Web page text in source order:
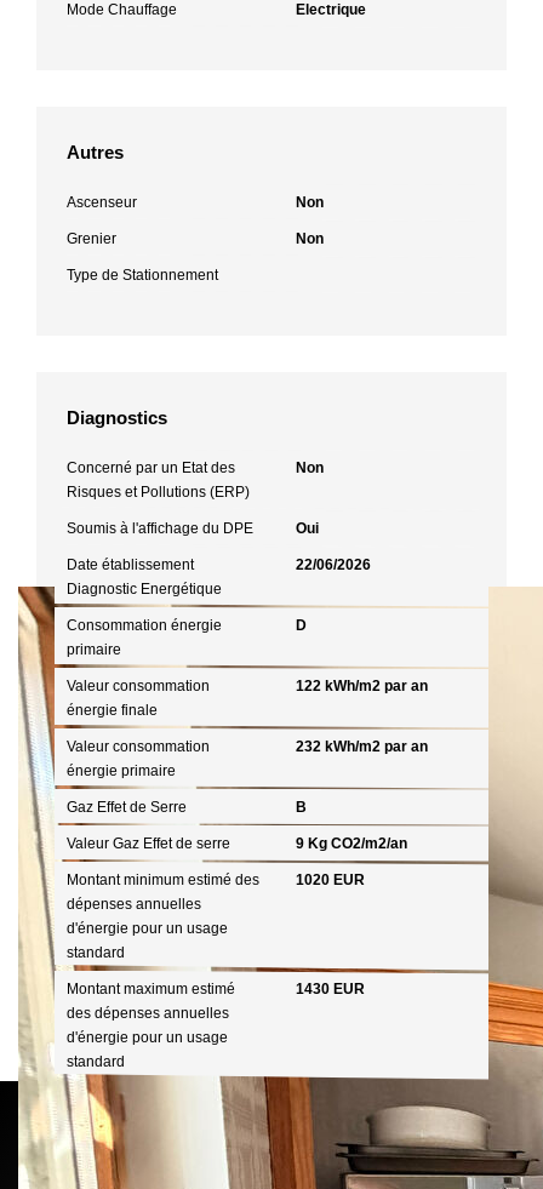
Mode Chauffage Electrique
Autres
Ascenseur Non
Grenier Non
Type de Stationnement
Diagnostics
Concerné par un Etat des
Risques et Pollutions (ERP)
Non
Soumis à l'affichage du DPE Oui
Date établissement
Diagnostic Energétique
22/06/2026
Consommation énergie
primaire
D
Valeur consommation
énergie finale
122 kWh/m2 par an
Valeur consommation
énergie primaire
232 kWh/m2 par an
Gaz Effet de Serre B
Valeur Gaz Effet de serre 9 Kg CO2/m2/an
Montant minimum estimé des
dépenses annuelles
d'énergie pour un usage
standard
1020 EUR
Montant maximum estimé
des dépenses annuelles
d'énergie pour un usage
standard
1430 EUR